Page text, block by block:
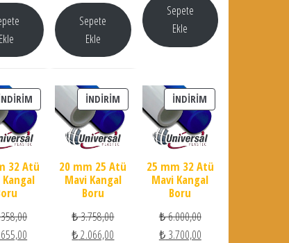
Ekle
Sepete
Ekle
Sepete
Ekle
İNDIRIMDEKI ÜRÜN
32 Atü
Orijinal fiyat: ₺ 4.358,00.
Şu andaki fiyat: ₺ 2.655,00.
İNDIRIMİNDIRIMDEKI ÜRÜN
20 mm 25 Atü
Mavi Kangal
Boru
₺3.758,00Orijinal fiyat: ₺ 3.758,00.
₺2.066,00 Şu andaki fiyat: ₺ 2.066,00.
İNDIRIM
25 mm 32 Atü
Mavi Kangal
Boru
₺6.000,00Orijinal fiyat: ₺
₺3.700,00Şu andaki fiyat: ₺